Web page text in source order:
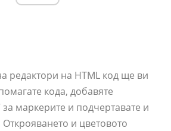
редактори на HTML код ще ви
кода, добавяте
маркерите и подчертавате и
и цветовото